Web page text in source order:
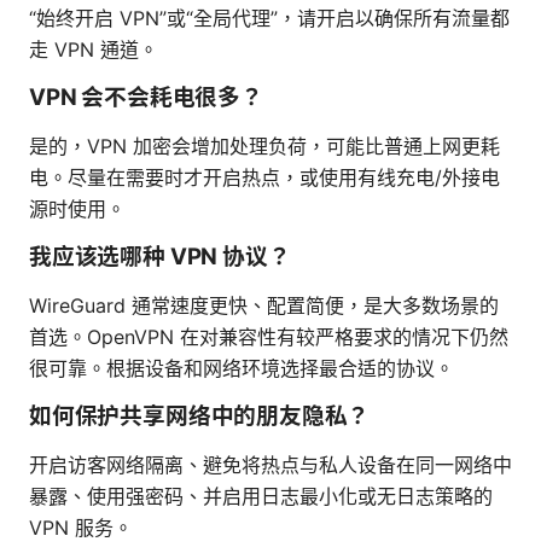
“始终开启 VPN”或“全局代理”，请开启以确保所有流量都
走 VPN 通道。
VPN 会不会耗电很多？
是的，VPN 加密会增加处理负荷，可能比普通上网更耗
电。尽量在需要时才开启热点，或使用有线充电/外接电
源时使用。
我应该选哪种 VPN 协议？
WireGuard 通常速度更快、配置简便，是大多数场景的
首选。OpenVPN 在对兼容性有较严格要求的情况下仍然
很可靠。根据设备和网络环境选择最合适的协议。
如何保护共享网络中的朋友隐私？
开启访客网络隔离、避免将热点与私人设备在同一网络中
暴露、使用强密码、并启用日志最小化或无日志策略的
VPN 服务。